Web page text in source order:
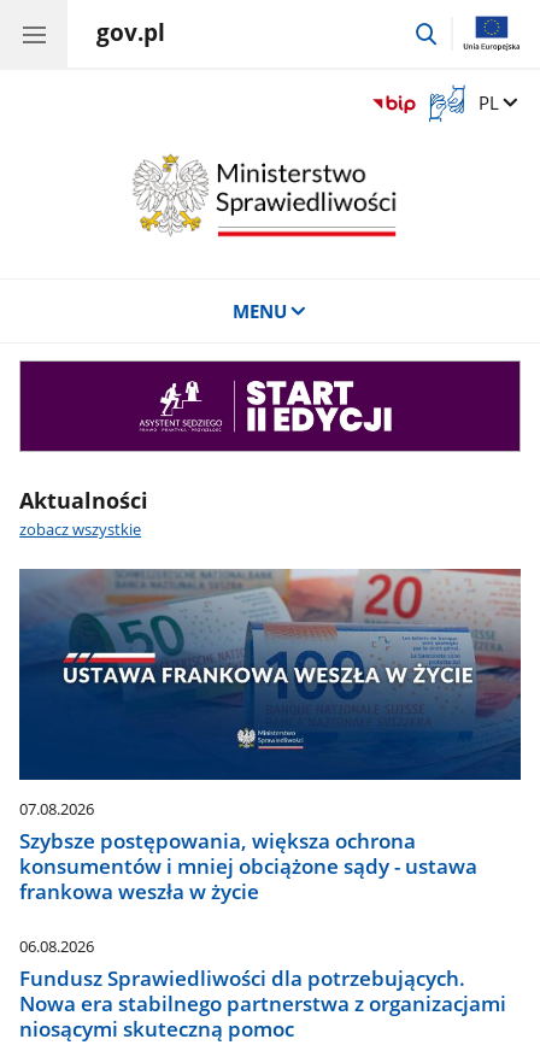
gov.pl
przejdź
Otwórz
okno
Zmień
PL
MENU
Aktualności
zobacz wszystkie
07.08.2026
Szybsze postępowania, większa ochrona
konsumentów i mniej obciążone sądy - ustawa
frankowa weszła w życie
06.08.2026
Fundusz Sprawiedliwości dla potrzebujących.
Nowa era stabilnego partnerstwa z organizacjami
niosącymi skuteczną pomoc